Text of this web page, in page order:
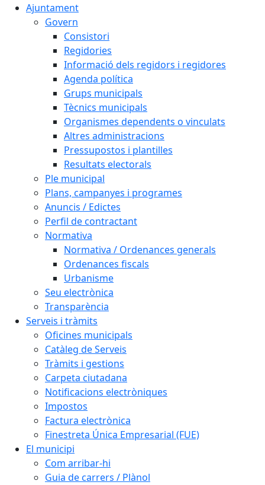
Ajuntament
Govern
Consistori
Regidories
Informació dels regidors i regidores
Agenda política
Grups municipals
Tècnics municipals
Organismes dependents o vinculats
Altres administracions
Pressupostos i plantilles
Resultats electorals
Ple municipal
Plans, campanyes i programes
Anuncis / Edictes
Perfil de contractant
Normativa
Normativa / Ordenances generals
Ordenances fiscals
Urbanisme
Seu electrònica
Transparència
Serveis i tràmits
Oficines municipals
Catàleg de Serveis
Tràmits i gestions
Carpeta ciutadana
Notificacions electròniques
Impostos
Factura electrònica
Finestreta Única Empresarial (FUE)
El municipi
Com arribar-hi
Guia de carrers / Plànol